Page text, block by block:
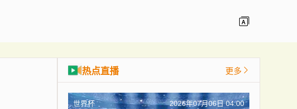
热点直播 更多
世界杯 2026年07月06日 04:00